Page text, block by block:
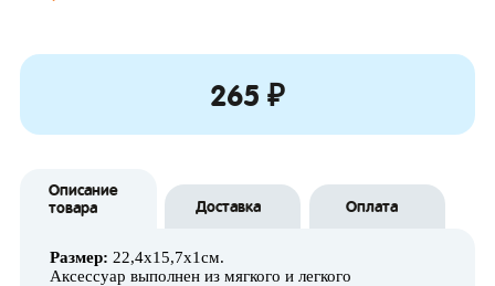
265 ₽
Описание
товара
Доставка Оплата
Размер: 22,4х15,7х1см.
Аксессуар выполнен из мягкого и легкого